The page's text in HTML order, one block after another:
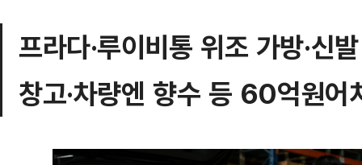
프라다·루이비통 위조 가방·신
창고·차량엔 향수 등 60억원어